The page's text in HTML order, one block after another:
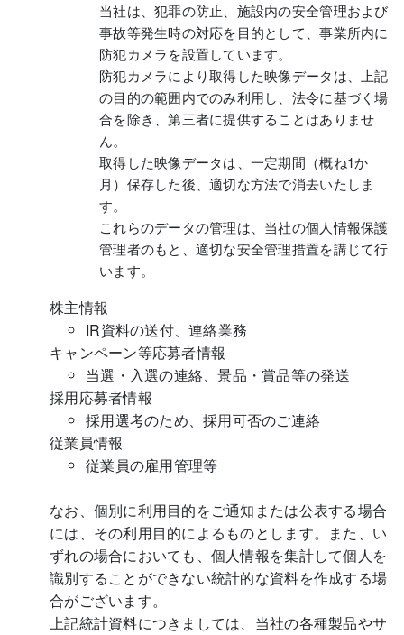
当社は、犯罪の防止、施設内の安全管理および
事故等発生時の対応を目的として、事業所内に
防犯カメラを設置しています。
防犯カメラにより取得した映像データは、上記
の目的の範囲内でのみ利用し、法令に基づく場
合を除き、第三者に提供することはありませ
ん。
取得した映像データは、一定期間（概ね1か
月）保存した後、適切な方法で消去いたしま
す。
これらのデータの管理は、当社の個人情報保護
管理者のもと、適切な安全管理措置を講じて行
います。
株主情報
IR資料の送付、連絡業務
キャンペーン等応募者情報
当選・入選の連絡、景品・賞品等の発送
採用応募者情報
採用選考のため、採用可否のご連絡
従業員情報
従業員の雇用管理等
なお、個別に利用目的をご通知または公表する場合
には、その利用目的によるものとします。また、い
ずれの場合においても、個人情報を集計して個人を
識別することができない統計的な資料を作成する場
合がございます。
上記統計資料につきましては、当社の各種製品やサ